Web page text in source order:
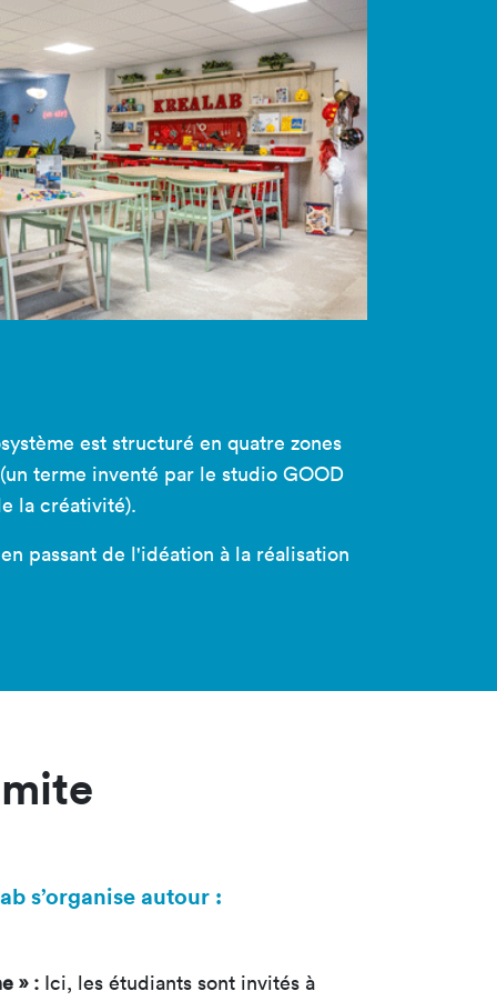
est structuré en quatre zones
terme inventé par le studio GOOD
la créativité).
passant de l'idéation à la réalisation
s’organise autour :
» : Ici, les étudiants sont invités à